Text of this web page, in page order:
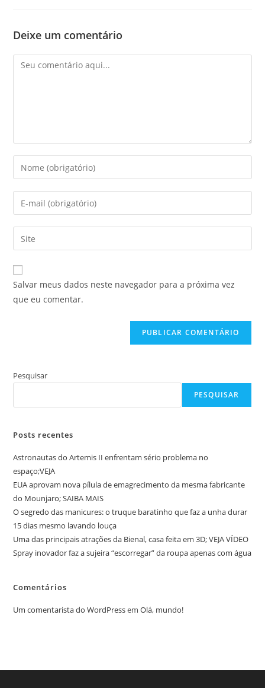
Deixe um comentário
Comentário
Digite
seu
nome
ou
de
usuário
para
comentar
Digite
seu
endereço
de
mail
para
comentar
Digite
o
URL
do
site
Salvar meus dados neste navegador para a próxima vez
que eu comentar.
Pesquisar
PESQUISAR
Posts recentes
Astronautas do Artemis II enfrentam sério problema no
espaço;VEJA
EUA aprovam nova pílula de emagrecimento da mesma fabricante
do Mounjaro; SAIBA MAIS
O segredo das manicures: o truque baratinho que faz a unha durar
15 dias mesmo lavando louça
Uma das principais atrações da Bienal, casa feita em 3D; VEJA VÍDEO
Spray inovador faz a sujeira “escorregar” da roupa apenas com água
Comentários
Um comentarista do WordPressemOlá, mundo!